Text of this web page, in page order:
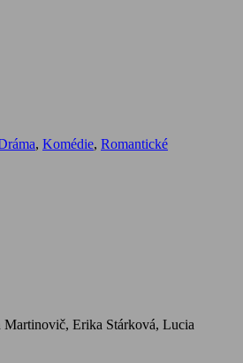
, Komédie, Romantické
Martinovič, Erika Stárková, Lucia